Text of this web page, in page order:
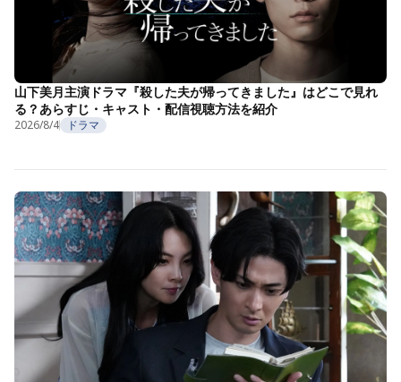
山下美月主演ドラマ『殺した夫が帰ってきました』はどこで見れ
る？あらすじ・キャスト・配信視聴方法を紹介
2026/8/4 ドラマ